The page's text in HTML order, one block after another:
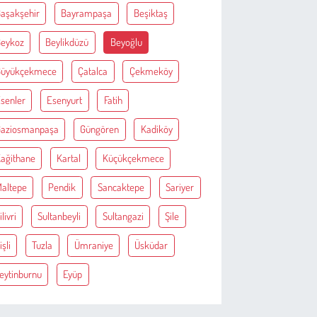
Bayrampaşa Beşiktaş
Beylikdüzü Beyoğlu
Çatalca Çekmeköy
Esenyurt Fatih
Güngören Kadiköy
Kartal Küçükçekmece
Pendik Sancaktepe Sariyer
Sultanbeyli Sultangazi Şile
Tuzla Ümraniye Üsküdar
Eyüp